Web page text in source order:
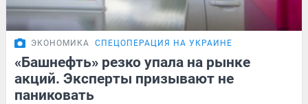
ЭКОНОМИКА СПЕЦОПЕРАЦИЯ НА УКРАИНЕ
«Башнефть» резко упала на рынке
акций. Эксперты призывают не
паниковать